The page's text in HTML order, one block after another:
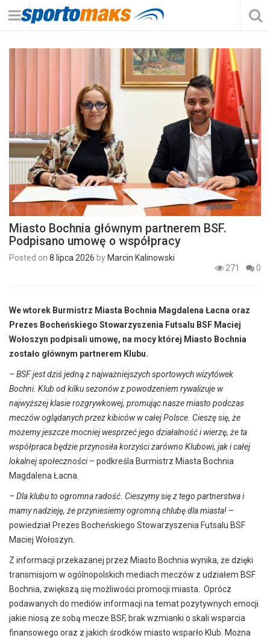
Miasto Bochnia głównym partnerem BSF.
Podpisano umowę o współpracy
Posted on 8 lipca 2026 by Marcin Kalinowski
271
0
We wtorek Burmistrz Miasta Bochnia Magdalena Łacna oraz
Prezes Bocheńskiego Stowarzyszenia Futsalu BSF Maciej
Wołoszyn podpisali umowę, na mocy której Miasto Bochnia
zostało głównym partnerem Klubu.
– BSF jest dziś jedną z najważniejszych sportowych wizytówek
Bochni. Klub od kilku sezonów z powodzeniem rywalizuje w
najwyższej klasie rozgrywkowej, promując nasze miasto podczas
meczów oglądanych przez kibiców w całej Polsce. Cieszę się, że
możemy jeszcze mocniej wesprzeć jego działalność i wierzę, że ta
współpraca będzie przynosiła korzyści zarówno Klubowi, jak i całej
lokalnej społeczności– podkreśla Burmistrz Miasta Bochnia
Magdalena Łacna.
– Dla klubu to ogromna radość. Cieszymy się z tego partnerstwa i
mamy nadzieję, że przyniesiemy ogromną chlubę dla miasta! –
powiedział Prezes Bocheńskiego Stowarzyszenia Futsalu BSF
Maciej Wołoszyn.
Z informacji przekazanej przez Miasto Bochnia wynika, że dzięki
transmisjom w ogólnopolskich mediach meczów z udziałem BSF
Bochnia, zwiększą się możliwości promocji miasta. Oprócz
podawanych do mediów informacji na temat pozytywnych emocji
jakie niosą ze sobą mecze BSF, brak wzmianki o skali wsparcia
finansowego oraz z jakich środków miasto wsparło Klub. Można